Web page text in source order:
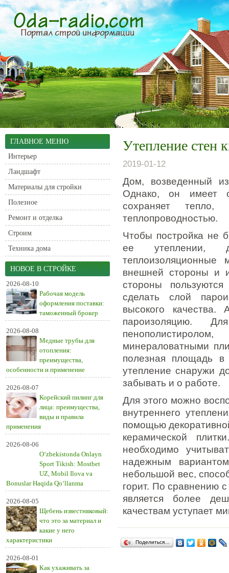
ГЛАВНОЕ МЕНЮ
Интерьер
Ландшафт
Материалы для стройки
Полезное
Ремонт и отделка
Строим
Техника дома
НОВОЕ В СТРОЙКЕ
2026-08-10
Рабочая модель
оформления поставки:
таможенный брокер
2026-08-08
Медные трубы для
отопления:
преимущества,
особенности и применение
2026-08-07
Корейский пилинг для
лица: преимущества,
виды и правила
применения
2026-08-06
O‘zbekistonda Onlayn
Sport Tikish: Mostbet
UZ, Mobil Ilova va
Bonuslar Haqida Qo‘llanma
2026-08-05
Щебень известняковый:
что это за материал и
какие у него
характеристики
2026-08-01
Как ухаживать за
Утепление стен
2019-01-12
Дом, возведенный
Однако, он имеет
сохраняет тепло,
теплопроводностью.
Чтобы постройка не
ее утеплении,
внешней стороны и
стороны
сделать слой
высокого
пароизоляцию.
минераловатными
полезная площадь
утепление снаружи
забывать и о работе.
Для этого можно
внутреннего
помощью
керамической
необходимо
надежным
небольшой вес,
горит. По сравнению
является более
качествам уступает
Поделиться…